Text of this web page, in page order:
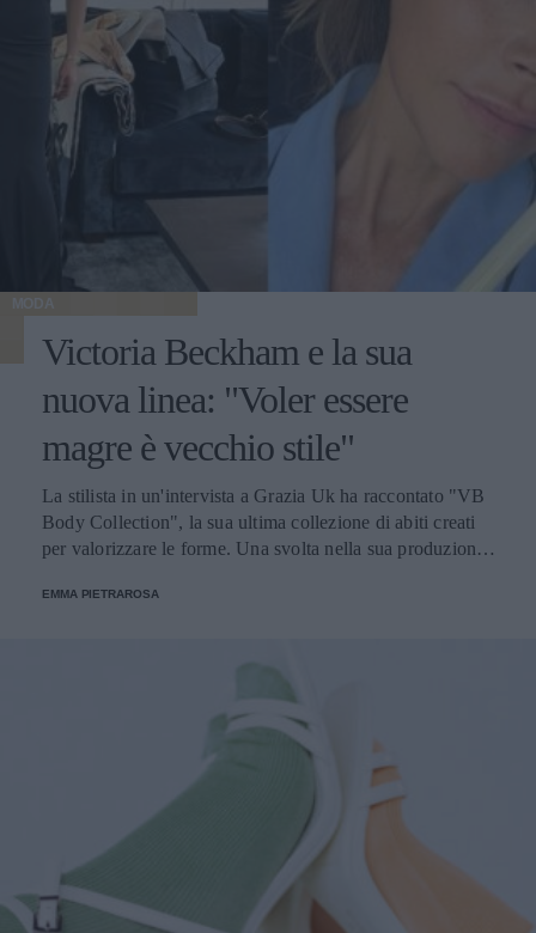
MODA
Victoria Beckham e la sua
nuova linea: "Voler essere
magre è vecchio stile"
La stilista in un'intervista a Grazia Uk ha raccontato "VB
Body Collection", la sua ultima collezione di abiti creati
per valorizzare le forme. Una svolta nella sua produzione,
magrezza.
EMMA PIETRAROSA